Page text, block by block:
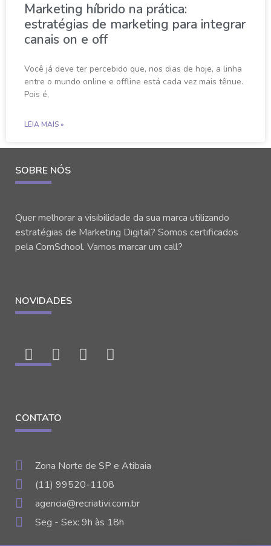
Marketing híbrido na prática:
estratégias de marketing para integrar
canais on e off
Você já deve ter percebido que, nos dias de hoje, a linha
entre o mundo online e offline está cada vez mais tênue.
Pois é,
LEIA MAIS »
SOBRE NÓS
Quer melhorar a visibilidade da sua marca utilizando
estratégias de Marketing Digital? Somos certificados
pela ComSchool. Vamos marcar um call?
NOVIDADES
CONTATO
Zona Norte de SP e Atibaia
(11) 99520-1108
agencia@recriativi.com.br
Seg - Sex: 9h às 18h